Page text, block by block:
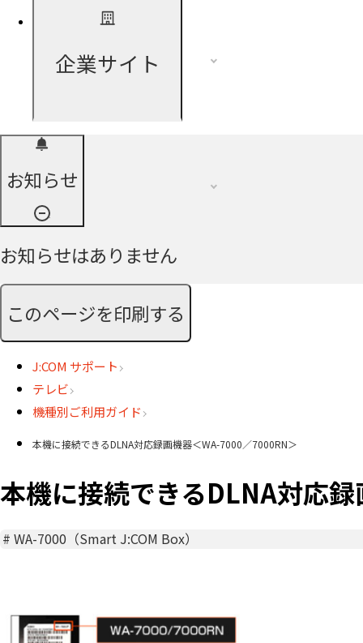
企業サイト
お知らせ
お知らせはありません
このページを印刷する
J:COM サポート
テレビ
機種別ご利用ガイド
本機に接続できるDLNA対応録画機器＜WA-7000／7000RN＞
本機に接続できるDLNA対応
#WA-7000（Smart J:COM Box）